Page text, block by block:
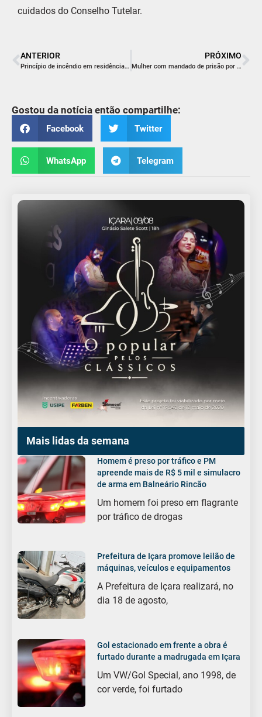
cuidados do Conselho Tutelar.
ANTERIOR
Princípio de incêndio em residência mobiliza Bombeiros em Jacinto Machado
PRÓXIMO
Mulher com mandado de prisão por furto é presa em Balneário Rincão
Gostou da notícia então compartilhe:
Facebook Twitter
WhatsApp Telegram
Mais lidas da semana
Homem é preso por tráfico e PM
apreende mais de R$ 5 mil e simulacro
de arma em Balneário Rincão
Um homem foi preso em flagrante
por tráfico de drogas
Prefeitura de Içara promove leilão de
máquinas, veículos e equipamentos
A Prefeitura de Içara realizará, no
dia 18 de agosto,
Gol estacionado em frente a obra é
furtado durante a madrugada em Içara
Um VW/Gol Special, ano 1998, de
cor verde, foi furtado